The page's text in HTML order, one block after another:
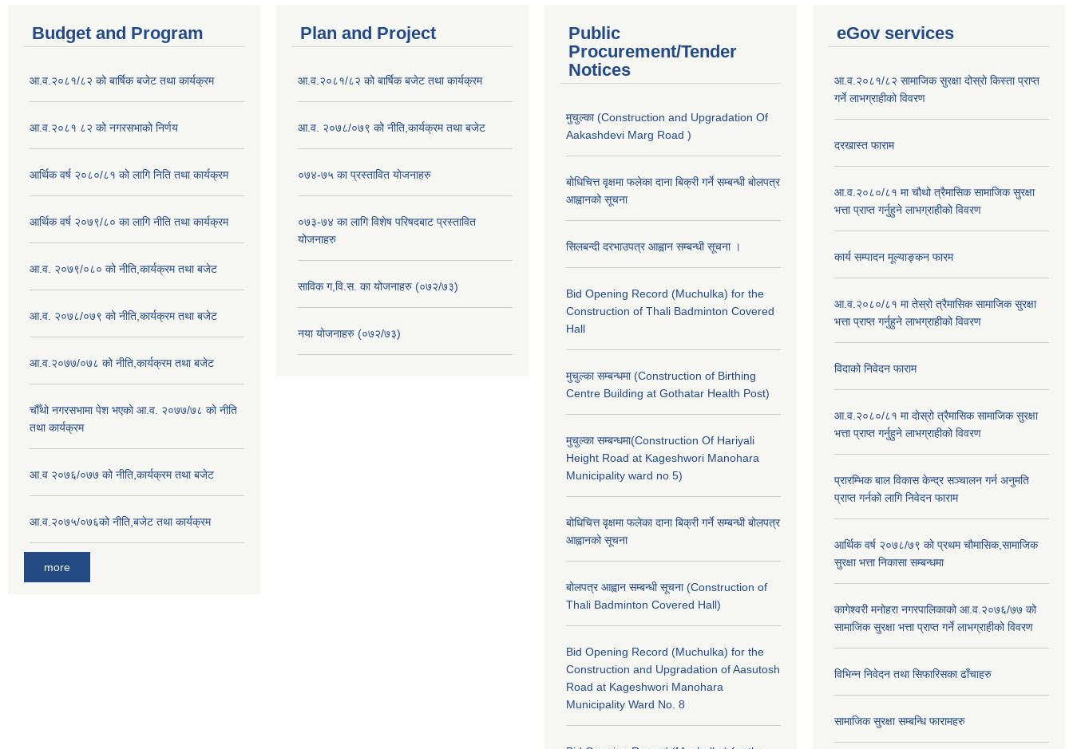
Budget and Program
आ.व.२०८१/८२ को बार्षिक बजेट तथा कार्यक्रम
आ.व.२०८१ ८२ को नगरसभाको निर्णय
आर्थिक वर्ष २०८०/८१ को लागि निति तथा कार्यक्रम
आर्थिक वर्ष २०७९/८० का लागि नीति तथा कार्यक्रम
आ.व. २०७९/०८० को नीति,कार्यक्रम तथा बजेट
आ.व. २०७८/०७९ को नीति,कार्यक्रम तथा बजेट
आ.व.२०७७/०७८ को नीति,कार्यक्रम तथा बजेट
चौँथो नगरसभामा पेश भएको आ.व. २०७७/७८ को नीति
तथा कार्यक्रम
आ.व २०७६/०७७ को नीति,कार्यक्रम तथा बजेट
आ.व.२०७५/०७६को नीति,बजेट तथा कार्यक्रम
more
Plan and Project
आ.व.२०८१/८२ को बार्षिक बजेट तथा कार्यक्रम
आ.व. २०७८/०७९ को नीति,कार्यक्रम तथा बजेट
०७४-७५ का प्रस्तावित योजनाहरु
०७३-७४ का लागि विशेष परिषदबाट प्रस्तावित
योजनाहरु
साविक ग,वि.स. का योजनाहरु (०७२/७३)
नया योजनाहरु (०७२/७३)
Public
Procurement/Tender
Notices
मुचुल्का (Construction and Upgradation Of
Aakashdevi Marg Road )
बोधिचित्त वृक्षमा फलेका दाना बिक्री गर्ने सम्बन्धी बोलपत्र
आह्वानको सूचना
सिलबन्दी दरभाउपत्र आह्वान सम्बन्धी सूचना ।
Bid Opening Record (Muchulka) for the
Construction of Thali Badminton Covered
Hall
मुचुल्का सम्बन्धमा (Construction of Birthing
Centre Building at Gothatar Health Post)
मुचुल्का सम्बन्धमा(Construction Of Hariyali
Height Road at Kageshwori Manohara
Municipality ward no 5)
बोधिचित्त वृक्षमा फलेका दाना बिक्री गर्ने सम्बन्धी बोलपत्र
आह्वानको सूचना
बोलपत्र आह्वान सम्बन्धी सूचना (Construction of
Thali Badminton Covered Hall)
Bid Opening Record (Muchulka) for the
Construction and Upgradation of Aasutosh
Road at Kageshwori Manohara
Municipality Ward No. 8
eGov services
आ.व.२०८१/८२ सामाजिक सुरक्षा दोस्रो किस्ता प्राप्त
गर्ने लाभग्राहीको विवरण
दरखास्त फाराम
आ.व.२०८०/८१ मा चौथो त्रैमासिक सामाजिक सुरक्षा
भत्ता प्राप्त गर्नुहुने लाभग्राहीको विवरण
कार्य सम्पादन मूल्याङ्कन फारम
आ.व.२०८०/८१ मा तेस्रो त्रैमासिक सामाजिक सुरक्षा
भत्ता प्राप्त गर्नुहुने लाभग्राहीको विवरण
विदाको निवेदन फाराम
आ.व.२०८०/८१ मा दोस्रो त्रैमासिक सामाजिक सुरक्षा
भत्ता प्राप्त गर्नुहुने लाभग्राहीको विवरण
प्रारम्भिक बाल विकास केन्द्र सञ्चालन गर्न अनुमति
प्राप्त गर्नको लागि निवेदन फाराम
आर्थिक वर्ष २०७८/७९ को प्रथम चौमासिक,सामाजिक
सुरक्षा भत्ता निकासा सम्बन्धमा
कागेश्वरी मनोहरा नगरपालिकाको आ.व.२०७६/७७ को
सामाजिक सुरक्षा भत्ता प्राप्त गर्ने लाभग्राहीको विवरण
विभिन्न निवेदन तथा सिफारिसका ढाँचाहरु
सामाजिक सुरक्षा सम्बन्धि फारामहरु